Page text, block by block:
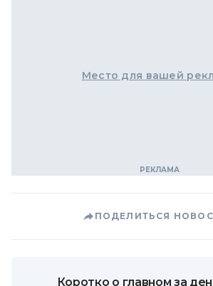
Место для вашей
ПОДЕЛИТЬСЯ
Коротко о главном за